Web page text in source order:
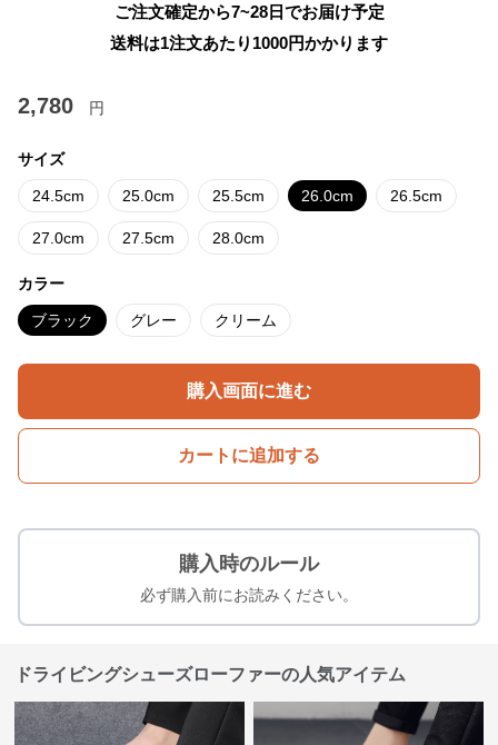
ご注文確定から7~28日でお届け予定
送料は1注文あたり 1000円かかります
2,780 円
サイズ
24.5cm 25.0cm 25.5cm 26.0cm 26.5cm
27.0cm 27.5cm 28.0cm
カラー
ブラック グレー クリーム
購入画面に進む
カートに追加する
購入時のルール
必ず購入前にお読みください。
ドライビングシューズローファーの人気アイテム